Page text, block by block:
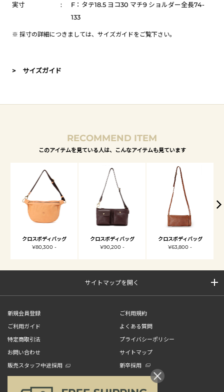
実寸
:
F：タテ18.5 ヨコ30 マチ9 ショルダー全長74-
133
※ 採寸の詳細につきましては、 サイズガイドをご覧下さい。
> サイズガイド
RECOMMEND ITEM
このアイテムを見ている人は、こんなアイテムも見ています
クロスボディバッグ
¥80,300 -
クロスボディバッグ
¥90,200 -
クロスボディバッグ
¥63,800 -
サイトマップを開く
新規会員登録
ご利用規約
ご利用ガイド
よくある質問
特定商取引法
プライバシーポリシー
お問い合わせ
サイトマップ
販売スタッフ中途採用
新卒採用